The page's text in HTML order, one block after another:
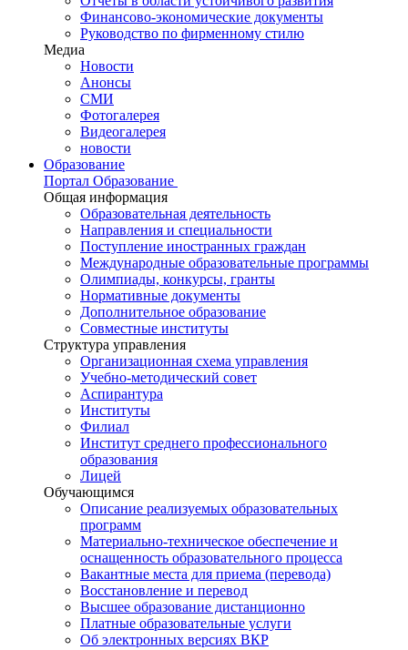
Финансово-экономические документы
Руководство по фирменному стилю
Медиа
Новости
Анонсы
СМИ
Фотогалерея
Видеогалерея
новости
Образование
Портал Образование
Общая информация
Образовательная деятельность
Направления и специальности
Поступление иностранных граждан
Международные образовательные программы
Олимпиады, конкурсы, гранты
Нормативные документы
Дополнительное образование
Совместные институты
Структура управления
Организационная схема управления
Учебно-методический совет
Аспирантура
Институты
Филиал
Институт среднего профессионального
образования
Лицей
Обучающимся
Описание реализуемых образовательных
программ
Материально-техническое обеспечение и
оснащенность образовательного процесса
Вакантные места для приема (перевода)
Восстановление и перевод
Высшее образование дистанционно
Платные образовательные услуги
Об электронных версиях ВКР